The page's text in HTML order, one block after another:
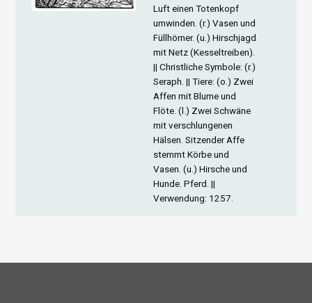
Luft einen Totenkopf
umwinden. (r.) Vasen und
Füllhörner. (u.) Hirschjagd
mit Netz (Kesseltreiben).
|| Christliche Symbole: (r.)
Seraph. || Tiere: (o.) Zwei
Affen mit Blume und
Flöte. (l.) Zwei Schwäne
mit verschlungenen
Hälsen. Sitzender Affe
stemmt Körbe und
Vasen. (u.) Hirsche und
Hunde. Pferd. ||
Verwendung: 1257.